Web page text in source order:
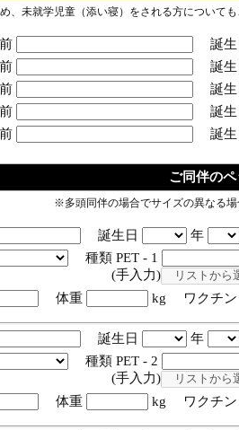
、未就学児童（添い寝）をされる方について
誕生
誕生
誕生
誕生
誕生
ご同伴の
※多頭同伴の場合でサイズの異なる
誕生日 年
種類 PET - 1
入力)
体重 kg ワクチン
誕生日 年
種類 PET - 2
入力)
体重 kg ワクチン